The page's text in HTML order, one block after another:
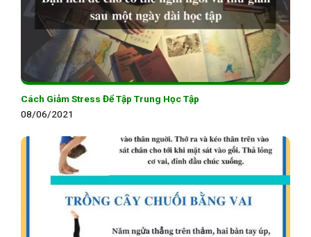
Cách Giảm Stress Để Tập Trung Học Tập
08/06/2021